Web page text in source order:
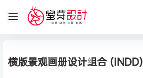
横版景观画册设计组合 (INDD)